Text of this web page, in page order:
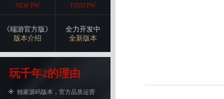
NEW PW FIND PW
《端游官方版》
版本介绍
全力开发中
全新版本
玩千年2的理由
独家源码版本，官方品质运营